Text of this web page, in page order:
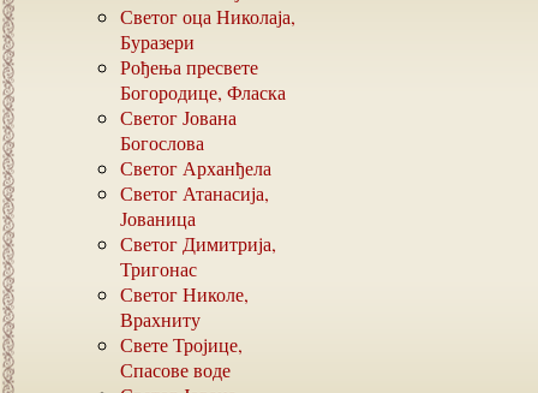
Светог оца Николаја,
Буразери
Рођења пресвете
Богородице, Фласка
Светог Јована
Богослова
Светог Арханђела
Светог Атанасија,
Јованица
Светог Димитрија,
Тригонас
Светог Николе,
Врахниту
Свете Тројице,
Спасове воде